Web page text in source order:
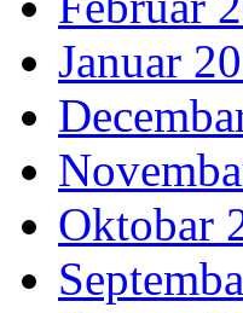
Januar
Oktobar